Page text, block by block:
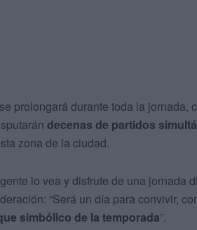
prolongará durante toda la jornada,
decenas de partidos
zona de la ciudad.
lo vea y disfrute de una jornada
“Será un día para convivir,
simbólico de la temporada”.